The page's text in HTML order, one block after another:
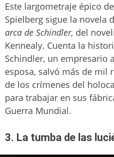
Este largometraje épico
Spielberg sigue la novela
arca de Schindler, del
Kennealy. Cuenta la
Schindler, un empresario
esposa, salvó más de mil
de los crímenes del
para trabajar en sus
Guerra Mundial.
3. La tumba de las